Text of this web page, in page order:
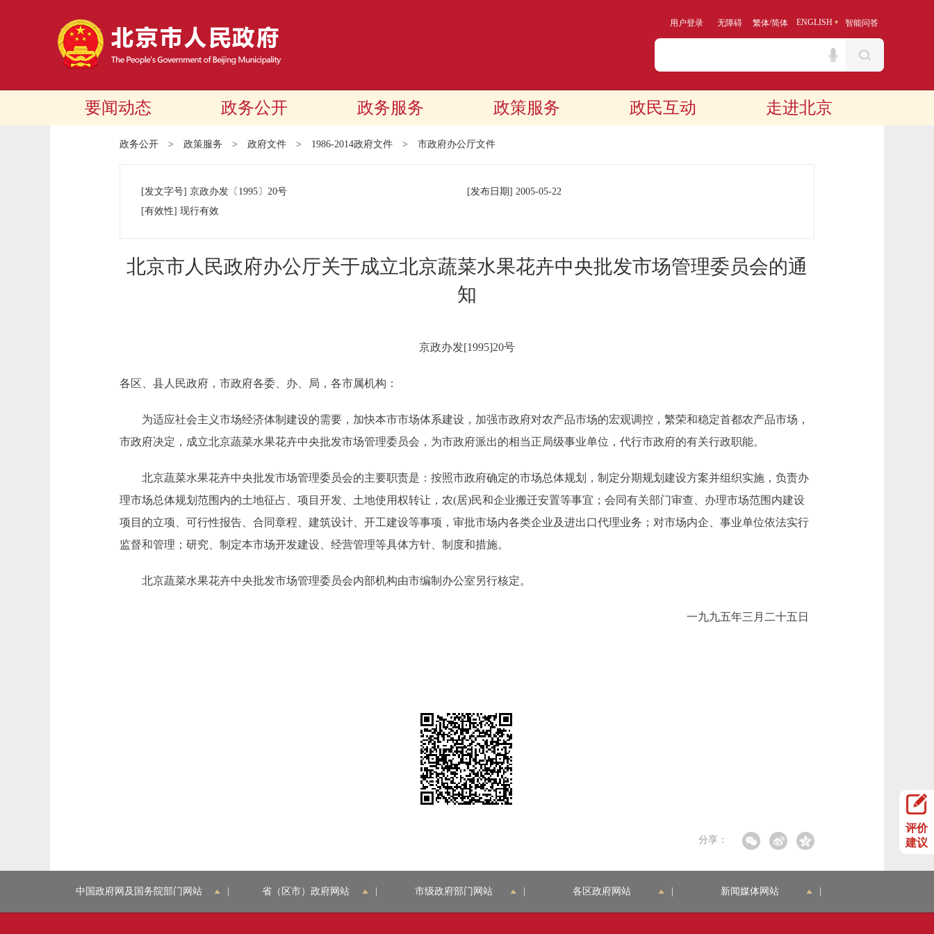
用户登录 无障碍 繁体/简体 ENGLISH 智能问答
要闻动态 政务公开 政务服务 政策服务 政民互动 走进北京
政务公开 > 政策服务 > 政府文件 > 1986-2014政府文件 > 市政府办公厅文件
[发文字号] 京政办发 〔1995〕 20号 [发布日期] 2005-05-22
[有效性] 现行有效
北京市人民政府办公厅关于成立北京蔬菜水果花卉中央批发市场管理委员会的通
知
京政办发[1995]20号
各区、县人民政府，市政府各委、办、局，各市属机构：
为适应社会主义市场经济体制建设的需要，加快本市市场体系建设，加强市政府对农产品市场的宏观调控，繁荣和稳定首都农产品市场，
市政府决定，成立北京蔬菜水果花卉中央批发市场管理委员会，为市政府派出的相当正局级事业单位，代行市政府的有关行政职能。
北京蔬菜水果花卉中央批发市场管理委员会的主要职责是：按照市政府确定的市场总体规划，制定分期规划建设方案并组织实施，负责办
理市场总体规划范围内的土地征占、项目开发、土地使用权转让，农(居)民和企业搬迁安置等事宜；会同有关部门审查、办理市场范围内建设
项目的立项、可行性报告、合同章程、建筑设计、开工建设等事项，审批市场内各类企业及进出口代理业务；对市场内企、事业单位依法实行
监督和管理；研究、制定本市场开发建设、经营管理等具体方针、制度和措施。
北京蔬菜水果花卉中央批发市场管理委员会内部机构由市编制办公室另行核定。
一九九五年三月二十五日
分享：
评价
建议
中国政府网及国务院部门网站 省（区市）政府网站 市级政府部门网站 各区政府网站 新闻媒体网站